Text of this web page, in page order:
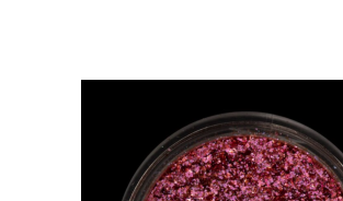
При отправке заказа заграницу